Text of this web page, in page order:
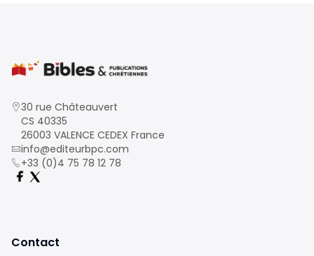
30 rue Châteauvert
CS 40335
26003 VALENCE CEDEX France
info@editeurbpc.com
+33 (0)4 75 78 12 78
Contact